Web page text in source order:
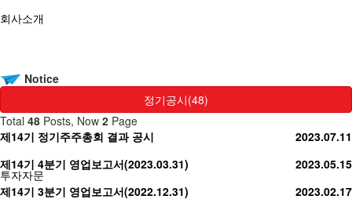
회사소개
투자자문
Notice
정기공시(48)
Total 48 Posts, Now 2 Page
2023.07.11
제14기 정기주주총회 결과 공시
2023.05.15
제14기 4분기 영업보고서(2023.03.31)
2023.02.17
제14기 3분기 영업보고서(2022.12.31)